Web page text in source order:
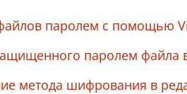
паролем с помощью
паролем файла
метода шифрования в